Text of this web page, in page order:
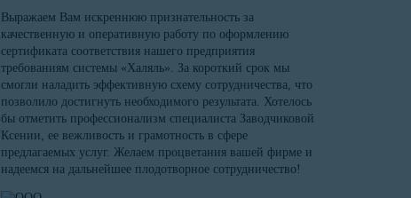
Выражаем Вам искреннюю признательность за
качественную и оперативную работу по оформлению
сертификата соответствия нашего предприятия
требованиям системы «Халяль». За короткий срок мы
смогли наладить эффективную схему сотрудничества, что
позволило достигнуть необходимого результата. Хотелось
бы отметить профессионализм специалиста Заводчиковой
Ксении, ее вежливость и грамотность в сфере
предлагаемых услуг. Желаем процветания вашей фирме и
надеемся на дальнейшее плодотворное сотрудничество!